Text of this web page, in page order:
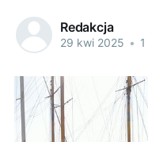
Redakcja
29 kwi 2025 •